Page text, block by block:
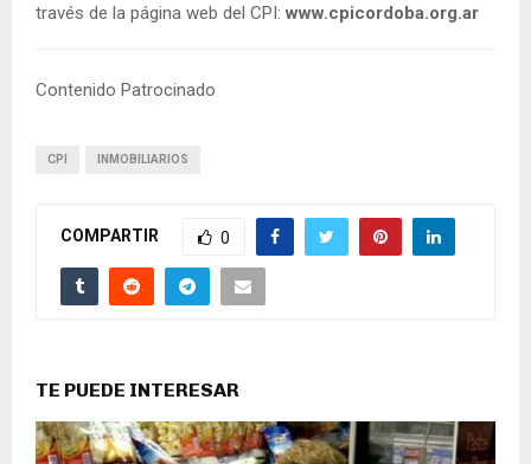
través de la página web del CPI: www.cpicordoba.org.ar
Contenido Patrocinado
CPI INMOBILIARIOS
COMPARTIR 0
TE PUEDE INTERESAR